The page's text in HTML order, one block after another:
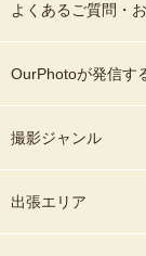
よくあるご質問・
OurPhotoが発信す
撮影ジャンル
出張エリア